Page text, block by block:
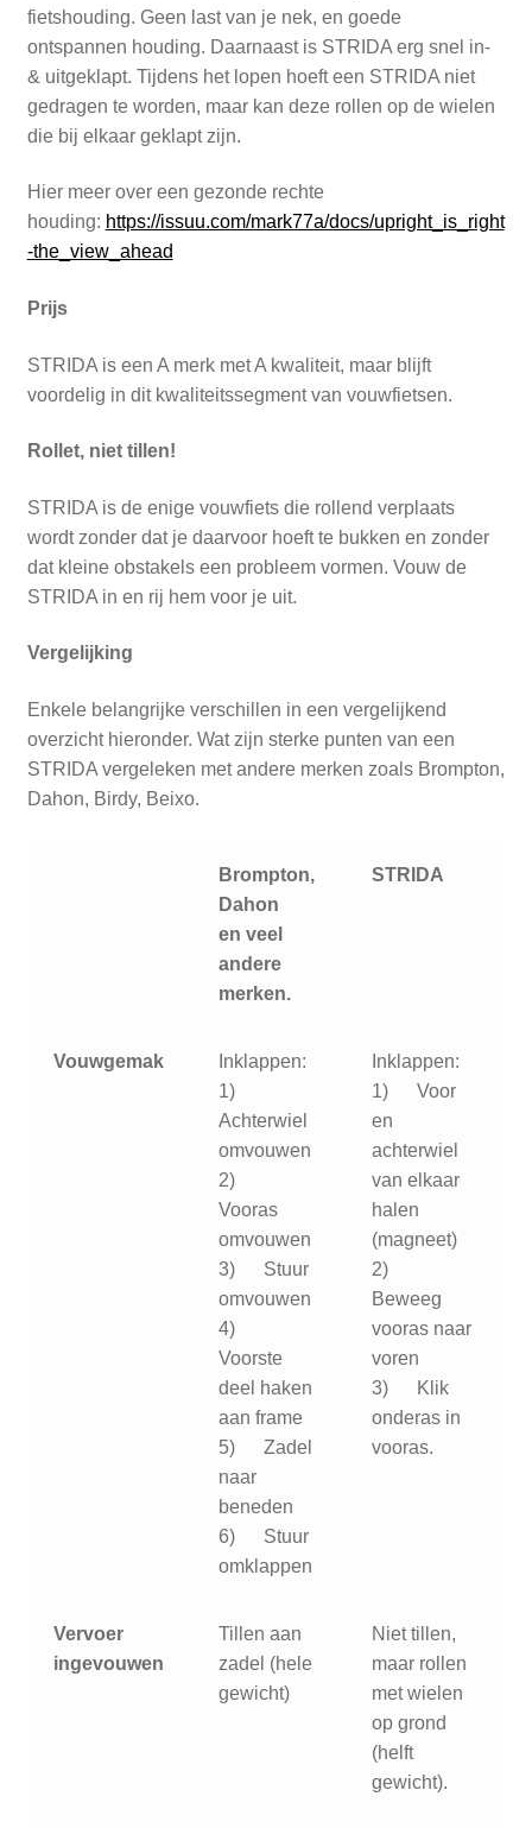
fietshouding. Geen last van je nek, en goede
ontspannen houding. Daarnaast is STRIDA erg snel in-
& uitgeklapt. Tijdens het lopen hoeft een STRIDA niet
gedragen te worden, maar kan deze rollen op de wielen
die bij elkaar geklapt zijn.
Hier meer over een gezonde rechte
houding: https://issuu.com/mark77a/docs/upright_is_right
-the_view_ahead
Prijs
STRIDA is een A merk met A kwaliteit, maar blijft
voordelig in dit kwaliteitssegment van vouwfietsen.
Rollet, niet tillen!
STRIDA is de enige vouwfiets die rollend verplaats
wordt zonder dat je daarvoor hoeft te bukken en zonder
dat kleine obstakels een probleem vormen. Vouw de
STRIDA in en rij hem voor je uit.
Vergelijking
Enkele belangrijke verschillen in een vergelijkend
overzicht hieronder. Wat zijn sterke punten van een
STRIDA vergeleken met andere merken zoals Brompton,
Dahon, Birdy, Beixo.
Brompton,
Dahon
en veel
andere
merken.
STRIDA
Vouwgemak
Inklappen:
1)
Achterwiel
omvouwen
2)
Vooras
omvouwen
3) Stuur
omvouwen
4)
Voorste
deel haken
aan frame
5) Zadel
naar
beneden
6) Stuur
omklappen
Inklappen:
1) Voor
en
achterwiel
van elkaar
halen
(magneet)
2)
Beweeg
vooras naar
voren
3) Klik
onderas in
vooras.
Vervoer
ingevouwen
Tillen aan
zadel (hele
gewicht)
Niet tillen,
maar rollen
met wielen
op grond
(helft
gewicht).